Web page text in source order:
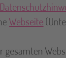
Webseite
gesamten